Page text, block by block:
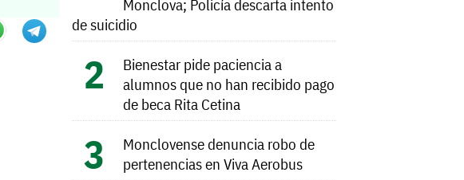
Monclova; Policía descarta intento
de suicidio
Bienestar pide paciencia a
alumnos que no han recibido pago
de beca Rita Cetina
Monclovense denuncia robo de
pertenencias en Viva Aerobus